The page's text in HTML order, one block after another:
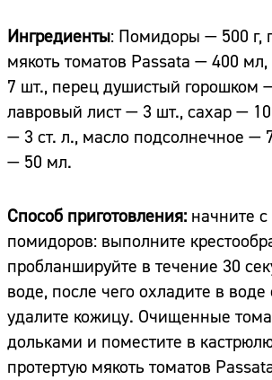
Ингредиенты: Помидоры — 500 г,
мякоть томатов Passata — 400
7 шт., перец душистый горошком
лавровый лист — 3 шт., сахар —
— 3 ст. л., масло подсолнечное — 7
— 50 мл.
Способ приготовления: начните
помидоров: выполните
пробланшируйте в течение 30
воде, после чего охладите в
удалите кожицу. Очищенные
дольками и поместите в
протертую мякоть томатов